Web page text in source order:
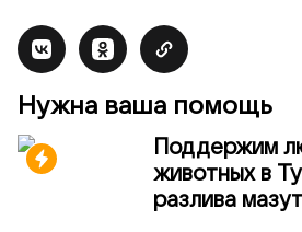
Нужна ваша помощь
Поддержим
животных в
разлива